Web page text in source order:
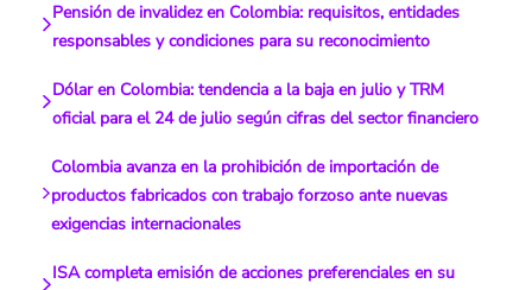
Pensión de invalidez en Colombia: requisitos, entidades
responsables y condiciones para su reconocimiento
Dólar en Colombia: tendencia a la baja en julio y TRM
oficial para el 24 de julio según cifras del sector financiero
Colombia avanza en la prohibición de importación de
productos fabricados con trabajo forzoso ante nuevas
exigencias internacionales
ISA completa emisión de acciones preferenciales en su